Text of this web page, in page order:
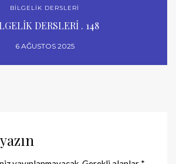
BİLGELİK DERSLERİ
DERSLERİ . 148
6 AĞUSTOS 2025